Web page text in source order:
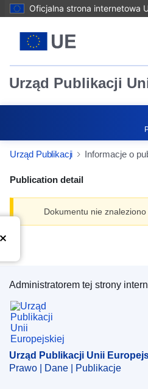
Oficjalna strona internetowa
Urząd Publikacji
Urząd Publikacji Informacje o
Publication detail
Dokumentu nie znaleziono
Urząd Publikacji Unii
Administratorem tej strony
Urząd Publikacji Unii
Prawo | Dane | Publikacje